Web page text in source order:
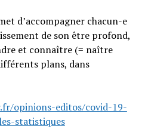
d’accompagner chacun-e
de son être profond,
et connaître (= naître
plans, dans
opinions-editos/covid-19-
statistiques